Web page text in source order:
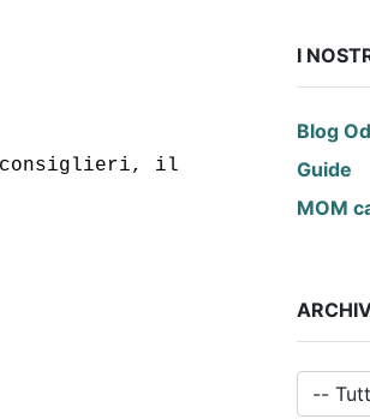
consiglieri, il
I
Blog
Guide
MOM